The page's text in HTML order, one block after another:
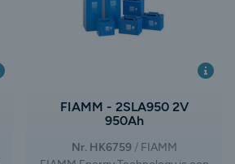
FIAMM - 2SLA950 2V
950Ah
Nr. HK6759
FIAMM